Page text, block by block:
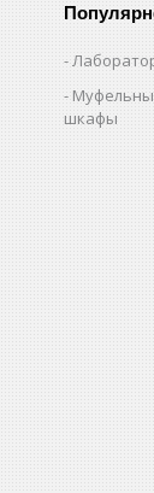
шкафы